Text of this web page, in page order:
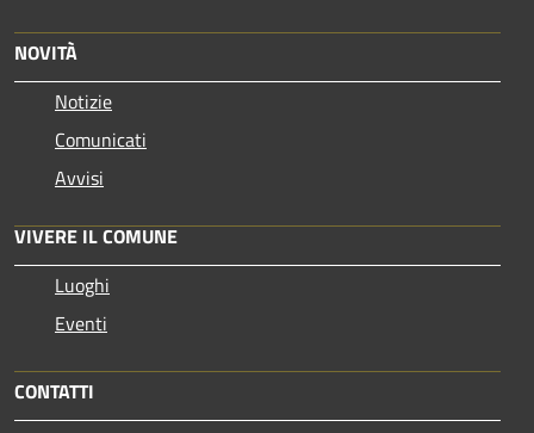
NOVITÀ
Notizie
Comunicati
Avvisi
VIVERE IL COMUNE
Luoghi
Eventi
CONTATTI